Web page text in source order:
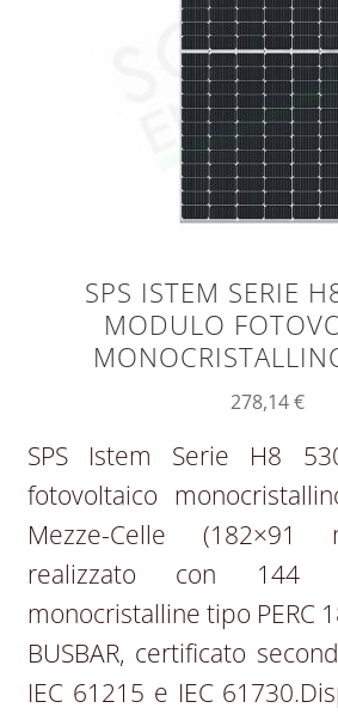
SPS ISTEM SERIE
MODULO
278,14€
SPS Istem Serie H8
fotovoltaico
Mezze-Celle (182×91
realizzato con 144
monocristalline tipo PERC
BUSBAR, certificato
IEC 61215 e IEC